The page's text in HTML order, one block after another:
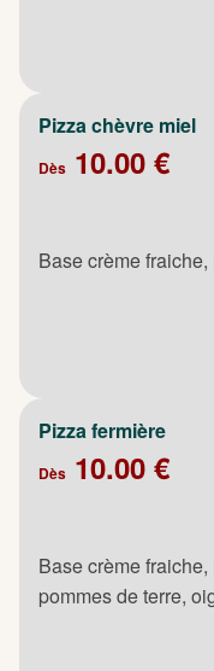
Pizza chèvre miel
Dès 10.00 €
Base crème
Pizza fermière
Dès 10.00 €
Base crème
pommes de terre,